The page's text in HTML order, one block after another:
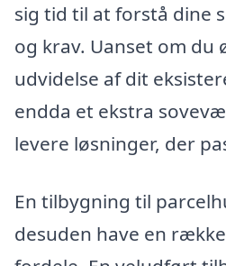
sig tid til at forstå dine
og krav. Uanset om du
udvidelse af dit
endda et ekstra
levere løsninger, der
En tilbygning til
desuden have en